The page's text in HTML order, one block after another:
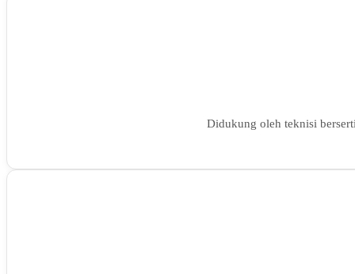
Didukung oleh teknisi